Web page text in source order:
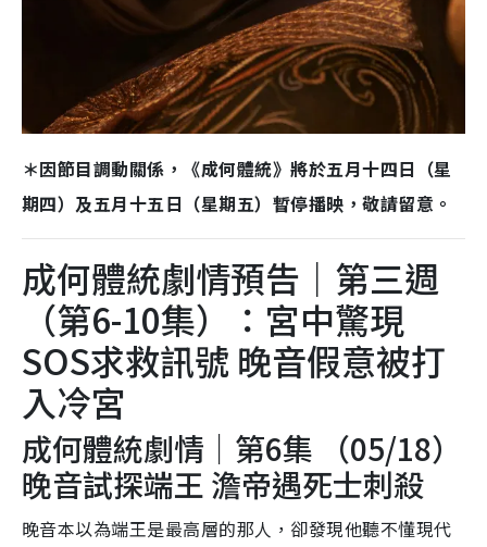
＊因節目調動關係，《成何體統》將於五月十四日（星
期四）及五月十五日（星期五）暫停播映，敬請留意。
成何體統劇情預告｜第三週
（第6-10集）：宮中驚現
SOS求救訊號 晚音假意被打
入冷宮
成何體統劇情｜第6集 （05/18）
晚音試探端王 澹帝遇死士刺殺
晚音本以為端王是最高層的那人，卻發現他聽不懂現代